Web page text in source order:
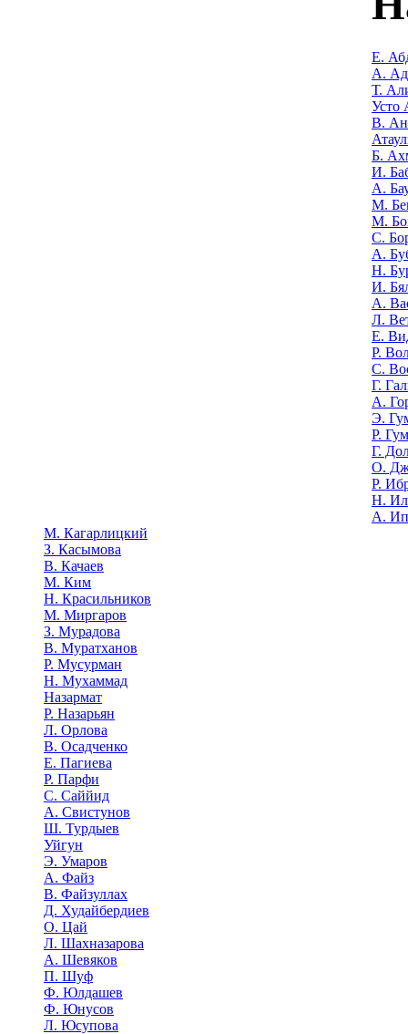
Е.
А.
Т.
Усто
В.
Б.
И.
А.
М.
М.
С.
А.
Н.
И.
А.
Л.
Е.
Р.
С.
Г.
А.
Э.
Р.
Г.
О.
Р.
Н.
А.
М. Кагарлицкий
З. Касымова
В. Качаев
М. Ким
Н. Красильников
М. Миргаров
З. Мурадова
В. Муратханов
Р. Мусурман
Н. Мухаммад
Назармат
Р. Назарьян
Л. Орлова
В. Осадченко
Е. Пагиева
Р. Парфи
С. Саййид
А. Свистунов
Ш. Турдыев
Уйгун
Э. Умаров
А. Файз
В. Файзуллах
Д. Худайбердиев
О. Цай
Л. Шахназарова
А. Шевяков
П. Шуф
Ф. Юлдашев
Ф. Юнусов
Л. Юсупова